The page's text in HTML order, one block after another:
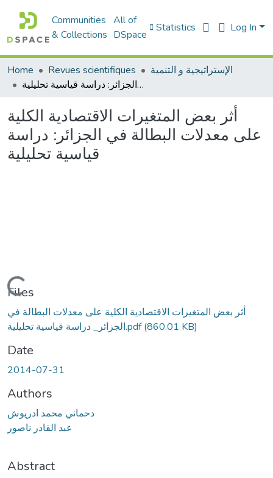
Communities
& Collections
All of
DSpace
Statistics Log In
Home Revues scientifiques
الإستراتيجية و التنمية
أثر بعض المتغيرات الاقتصادية الكلية على معدلات البطالة في الجزائر: دراسة قياسية تحليلية
أثر بعض المتغيرات الاقتصادية الكلية
على معدلات البطالة في الجزائر: دراسة
قياسية تحليلية
Loading...
Files
أثر بعض المتغيرات الاقتصادية الكلية على معدلات البطالة في
الجزائر_ دراسة قياسية تحليلية.pdf(860.01 KB)
Date
2014-07-31
Authors
دحماني محمد ادريوش
عبد القادر ناصور
Abstract